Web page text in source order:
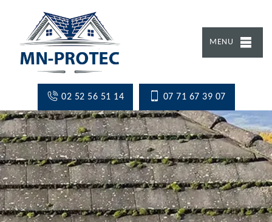
MENU
02 52 56 51 14 07 71 67 39 07